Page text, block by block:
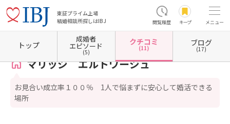
東証プライム上場
結婚相談所探しはIBJ
閲覧履歴 キープ メニュー
ホーム 千葉県の結婚相談所 千葉県千葉市 千葉県千葉市花見川区 マリッジ エルト
マリッジ エルトワージュ
お見合い成立率１００％ 1人で悩まずに安心して婚活できる
場所
トップ
成婚者
エピソード
(5)
クチコミ
(11)
ブログ
(17)